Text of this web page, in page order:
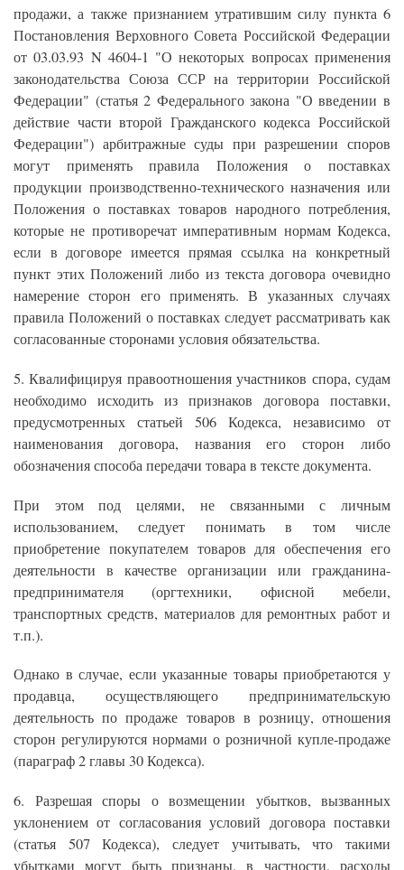
продажи, а также признанием утратившим силу пункта 6
Постановления Верховного Совета Российской Федерации
от 03.03.93 N 4604-1 "О некоторых вопросах применения
законодательства Союза ССР на территории Российской
Федерации" (статья 2 Федерального закона "О введении в
действие части второй Гражданского кодекса Российской
Федерации") арбитражные суды при разрешении споров
могут применять правила Положения о поставках
продукции производственно-технического назначения или
Положения о поставках товаров народного потребления,
которые не противоречат императивным нормам Кодекса,
если в договоре имеется прямая ссылка на конкретный
пункт этих Положений либо из текста договора очевидно
намерение сторон его применять. В указанных случаях
правила Положений о поставках следует рассматривать как
согласованные сторонами условия обязательства.
5. Квалифицируя правоотношения участников спора, судам
необходимо исходить из признаков договора поставки,
предусмотренных статьей 506 Кодекса, независимо от
наименования договора, названия его сторон либо
обозначения способа передачи товара в тексте документа.
При этом под целями, не связанными с личным
использованием, следует понимать в том числе
приобретение покупателем товаров для обеспечения его
деятельности в качестве организации или гражданина-
предпринимателя (оргтехники, офисной мебели,
транспортных средств, материалов для ремонтных работ и
т.п.).
Однако в случае, если указанные товары приобретаются у
продавца, осуществляющего предпринимательскую
деятельность по продаже товаров в розницу, отношения
сторон регулируются нормами о розничной купле-продаже
(параграф 2 главы 30 Кодекса).
6. Разрешая споры о возмещении убытков, вызванных
уклонением от согласования условий договора поставки
(статья 507 Кодекса), следует учитывать, что такими
убытками могут быть признаны, в частности, расходы